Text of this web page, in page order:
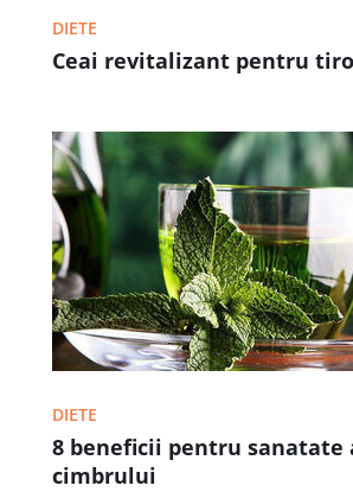
DIETE
Ceai revitalizant pentru
DIETE
8 beneficii pentru sanatate
cimbrului